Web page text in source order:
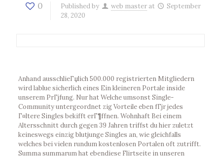
0 Published by web master at
September
28, 2020
Anhand ausschlieГџlich 500.000 registrierten Mitgliedern
wird lablue sicherlich eines Ein kleineren Portale inside
unserem PrГјfung. Nur hat Welche umsonst Single-
Community untergeordnet zig Vorteile eben fГјr jedes
Г¤ltere Singles bekifft erГ¶ffnen. Wohnhaft Bei einem
Altersschnitt durch gegen 39 Jahren triffst du hier zuletzt
keineswegs einzig blutjunge Singles an, wie gleichfalls
welches bei vielen rundum kostenlosen Portalen oft zutrifft.
Summa summarum hat ebendiese Flirtseite in unseren